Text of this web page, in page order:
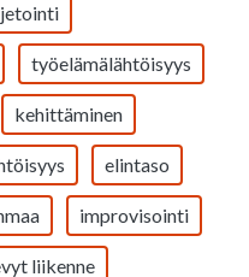
työelämälähtöisyys
kehittäminen
elintaso
improvisointi
liikenne